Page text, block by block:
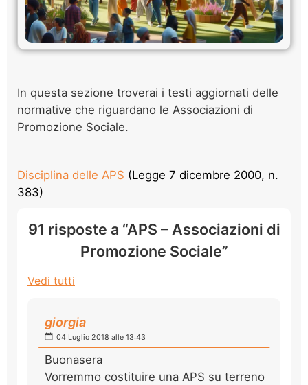
In questa sezione troverai i testi aggiornati delle
normative che riguardano le Associazioni di
Promozione Sociale.
Disciplina delle APS (Legge 7 dicembre 2000, n.
383)
91 risposte a “APS – Associazioni di
Promozione Sociale”
Vedi tutti
giorgia
04 Luglio 2018 alle 13:43
Buonasera
Vorremmo costituire una APS su terreno